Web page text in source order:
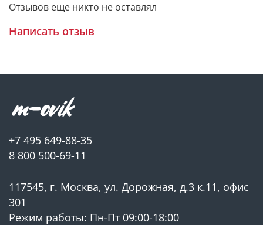
Отзывов еще никто не оставлял
Написать отзыв
+7 495 649-88-35
8 800 500-69-11
117545, г. Москва, ул. Дорожная, д.3 к.11, офис
301
Режим работы: Пн-Пт 09:00-18:00